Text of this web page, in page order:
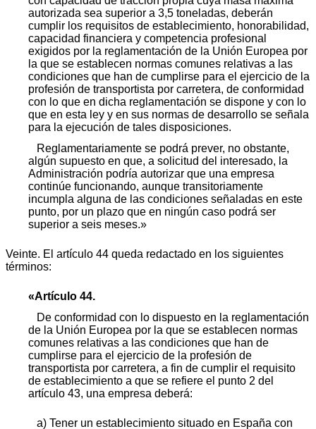
autorizada sea superior a 3,5 toneladas, deberán
cumplir los requisitos de establecimiento, honorabilidad,
capacidad financiera y competencia profesional
exigidos por la reglamentación de la Unión Europea por
la que se establecen normas comunes relativas a las
condiciones que han de cumplirse para el ejercicio de la
profesión de transportista por carretera, de conformidad
con lo que en dicha reglamentación se dispone y con lo
que en esta ley y en sus normas de desarrollo se señala
para la ejecución de tales disposiciones.
Reglamentariamente se podrá prever, no obstante,
algún supuesto en que, a solicitud del interesado, la
Administración podría autorizar que una empresa
continúe funcionando, aunque transitoriamente
incumpla alguna de las condiciones señaladas en este
punto, por un plazo que en ningún caso podrá ser
superior a seis meses.»
Veinte. El artículo 44 queda redactado en los siguientes
términos:
«Artículo 44.
De conformidad con lo dispuesto en la reglamentación
de la Unión Europea por la que se establecen normas
comunes relativas a las condiciones que han de
cumplirse para el ejercicio de la profesión de
transportista por carretera, a fin de cumplir el requisito
de establecimiento a que se refiere el punto 2 del
artículo 43, una empresa deberá:
a) Tener un establecimiento situado en España con